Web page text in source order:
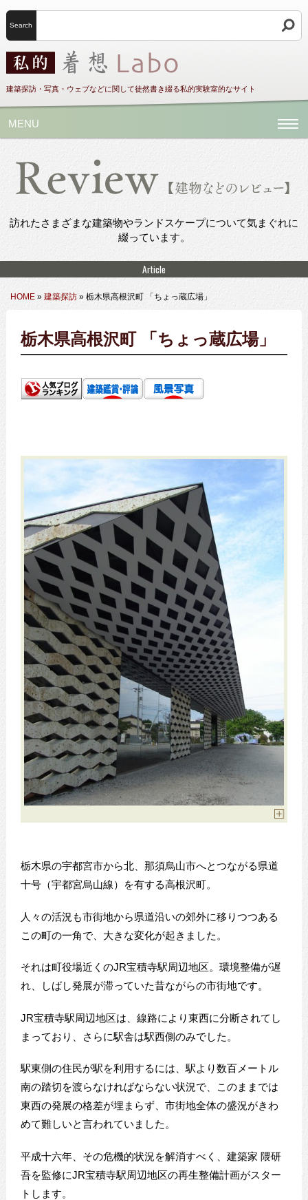
Search
建築探訪・写真・ウェブなどに関して徒然書き綴る私的実験室的なサイト
MENU
訪れたさまざまな建築物やランドスケープについて気まぐれに
綴っています。
Article
HOME» 建築探訪» 栃木県高根沢町 「ちょっ蔵広場」
栃木県高根沢町 「ちょっ蔵広場」
栃木県の宇都宮市から北、那須烏山市へとつながる県道
十号（宇都宮烏山線）を有する高根沢町。
人々の活況も市街地から県道沿いの郊外に移りつつある
この町の一角で、大きな変化が起きました。
それは町役場近くのJR宝積寺駅周辺地区。環境整備が遅
れ、しばし発展が滞っていた昔ながらの市街地です。
JR宝積寺駅周辺地区は、線路により東西に分断されてし
まっており、さらに駅舎は駅西側のみでした。
駅東側の住民が駅を利用するには、駅より数百メートル
南の踏切を渡らなければならない状況で、このままでは
東西の発展の格差が埋まらず、市街地全体の盛況がきわ
めて難しいと言われていました。
平成十六年、その危機的状況を解消すべく、建築家 隈研
吾を監修にJR宝積寺駅周辺地区の再生整備計画がスター
トします。